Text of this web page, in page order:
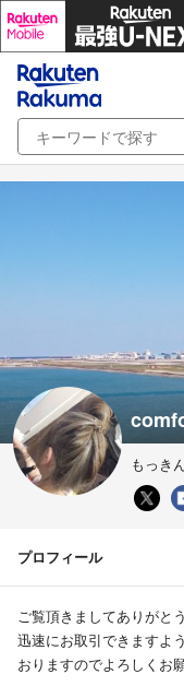
もっき
プロフィール
ご覧頂きましてありがと
迅速にお取引できますよ
おりますのでよろしくお